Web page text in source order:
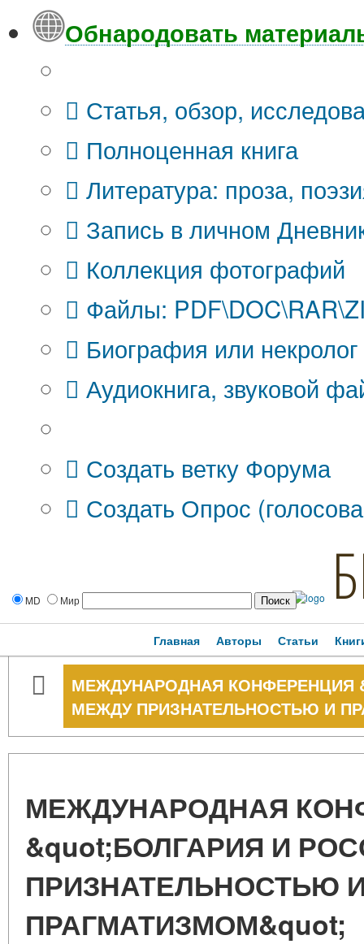
Обнародовать
Статья, обзор,
Полноценная книга
Литература: проза,
Запись в личном
Коллекция фотографий
Файлы:
Биография или некролог
Аудиокнига, звуковой
Создать ветку Форума
Создать Опрос
MD Мир
Главная Авторы Статьи
МЕЖДУНАРОДНАЯ КОНФЕРЕНЦИЯ
МЕЖДУ ПРИЗНАТЕЛЬНОСТЬЮ И
МЕЖДУНАРОДНАЯ
&quot;БОЛГАРИЯ И
ПРИЗНАТЕЛЬНОСТЬЮ
ПРАГМАТИЗМОМ&quot;